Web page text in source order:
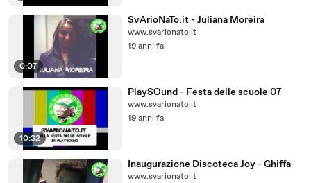
0:07
SvArioNaTo.it - Juliana Moreira
www.svarionato.it
19 anni fa
10:32
PlaySOund - Festa delle scuole 07
www.svarionato.it
19 anni fa
Inaugurazione Discoteca Joy - Ghiffa
www.svarionato.it